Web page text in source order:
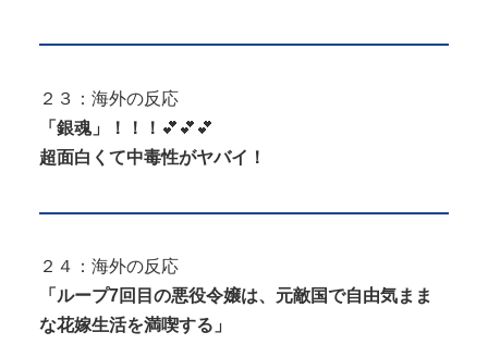
２３：海外の反応
「銀魂」！！！ 💕💕💕
超面白くて中毒性がヤバイ！
２４：海外の反応
「ループ7回目の悪役令嬢は、元敵国で自由気まま
な花嫁生活を満喫する」